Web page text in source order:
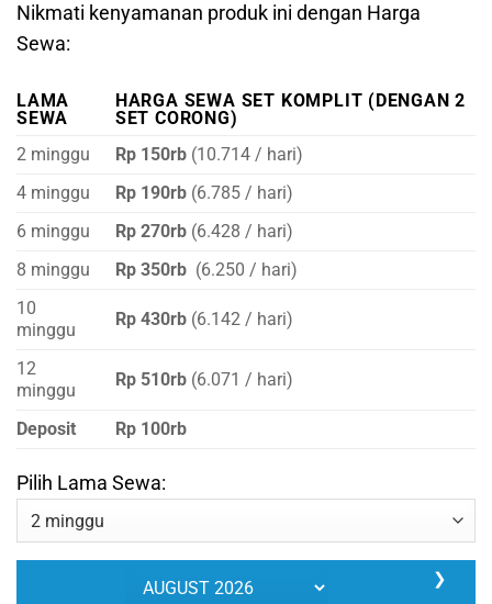
Nikmati kenyamanan produk ini dengan Harga
Sewa:
LAMA
SEWA
HARGA SEWA SET KOMPLIT (DENGAN 2
SET CORONG)
2 minggu
Rp 150rb(10.714 / hari)
4 minggu
Rp 190rb(6.785 / hari)
6 minggu
Rp 270rb(6.428 / hari)
8 minggu
Rp 350rb (6.250 / hari)
10
minggu
Rp 430rb(6.142 / hari)
12
minggu
Rp 510rb(6.071 / hari)
Deposit Rp 100rb
Pilih Lama Sewa:
❯